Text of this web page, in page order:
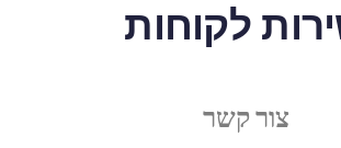
לקוחות
צור קשר